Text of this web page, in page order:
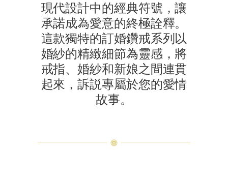
現代設計中的經典符號，讓
承諾成為愛意的終極詮釋。
這款獨特的訂婚鑽戒系列以
婚紗的精緻細節為靈感，將
戒指、婚紗和新娘之間連貫
起來，訴説專屬於您的愛情
故事。